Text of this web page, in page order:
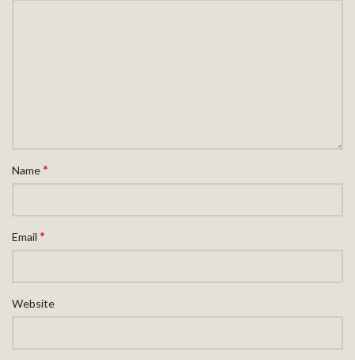
Name*
Email *
Website